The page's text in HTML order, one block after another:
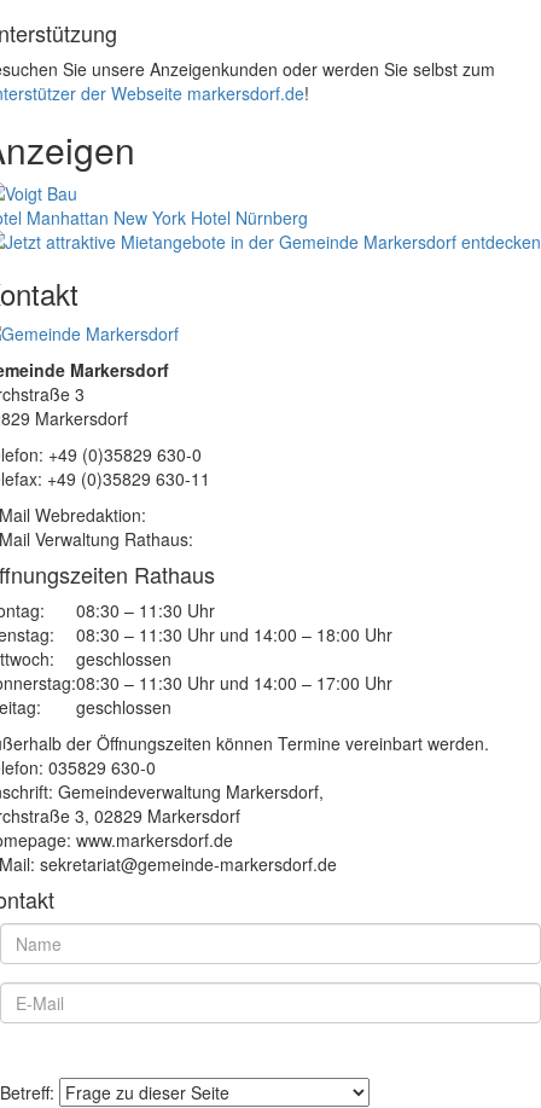
Sie unsere Anzeigenkunden oder werden Sie selbst zum
der Webseite markersdorf.de!
Manhattan New York Hotel Nürnberg
Markersdorf
3
Markersdorf
+49 (0)35829 630-0
+49 (0)35829 630-11
Webredaktion:
Verwaltung Rathaus:
Rathaus
08:30 – 11:30 Uhr
08:30 – 11:30 Uhr und 14:00 – 18:00 Uhr
geschlossen
08:30 – 11:30 Uhr und 14:00 – 17:00 Uhr
geschlossen
der Öffnungszeiten können Termine vereinbart werden.
035829 630-0
Gemeindeverwaltung Markersdorf,
3, 02829 Markersdorf
www.markersdorf.de
sekretariat@gemeinde-markersdorf.de
Betreff: